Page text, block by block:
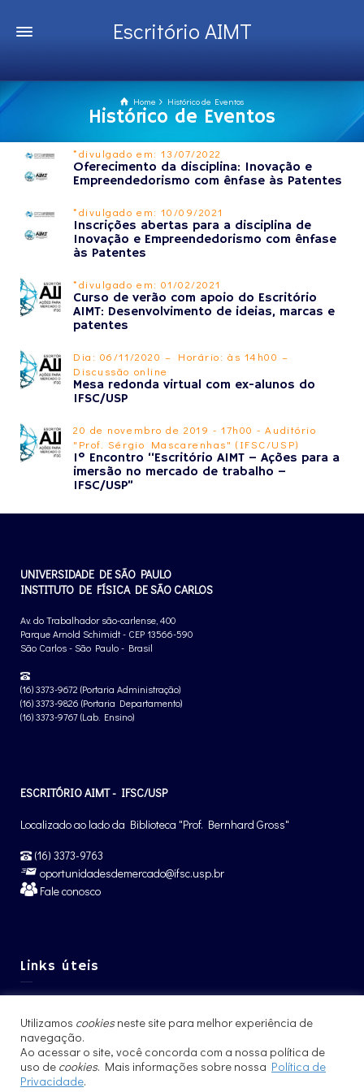
Escritório AIMT
Home Histórico de Eventos
Histórico de Eventos
*divulgado em: 13/07/2022
Oferecimento da disciplina: Inovação e
Empreendedorismo com ênfase às Patentes
*divulgado em: 10/09/2021
Inscrições abertas para a disciplina de
Inovação e Empreendedorismo com ênfase
às Patentes
*divulgado em: 01/02/2021
Curso de verão com apoio do Escritório
AIMT: Desenvolvimento de ideias, marcas e
patentes
Dia: 06/11/2020 – Horário: às 14h00 –
Discussão online
Mesa redonda virtual com ex-alunos do
IFSC/USP
20 de novembro de 2019 - 17h00 - Auditório
"Prof. Sérgio Mascarenhas" (IFSC/USP)
1º Encontro “Escritório AIMT – Ações para a
imersão no mercado de trabalho –
IFSC/USP”
UNIVERSIDADE DE SÃO PAULO
INSTITUTO DE FÍSICA DE SÃO CARLOS
Av. do Trabalhador são-carlense, 400
Parque Arnold Schimidt - CEP 13566-590
São Carlos - São Paulo - Brasil
(16) 3373-9672 (Portaria Administração)
(16) 3373-9826 (Portaria Departamento)
(16) 3373-9767 (Lab. Ensino)
ESCRITÓRIO AIMT - IFSC/USP
Localizado ao lado da Biblioteca "Prof. Bernhard Gross"
(16) 3373-9763
oportunidadesdemercado@ifsc.usp.br
Fale conosco
Links úteis
Pós-Graduação IFSC
Intercâmbio – CCNInt
Utilizamos cookiesneste site para melhor experiência de
navegação.
Ao acessar o site, você concorda com a nossa política de
uso de cookies. Mais informações sobre nossa Política de
Privacidade.